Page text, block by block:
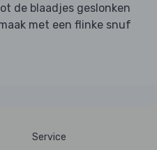
de blaadjes geslonken
met een flinke snuf
Service